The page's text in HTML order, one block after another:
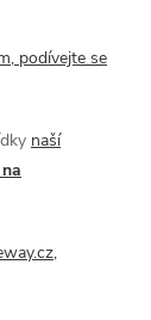
podívejte se
naší